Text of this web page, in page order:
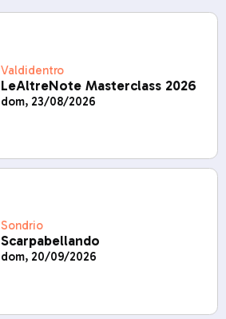
Valdidentro
LeAltreNote Masterclass 2026
dom, 23/08/2026
Sondrio
Scarpabellando
dom, 20/09/2026